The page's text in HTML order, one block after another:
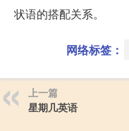
状语的搭配关系。
网络标签：
上一篇
星期几英语